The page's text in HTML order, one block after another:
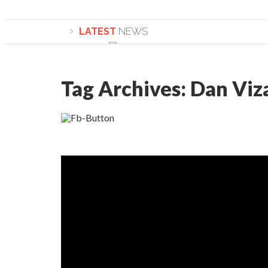
LATEST NEWS
Lepădarea de sine și urmarea lui
La Mulți Ani, Eugen Mihăescu!
Tag Archives: Dan